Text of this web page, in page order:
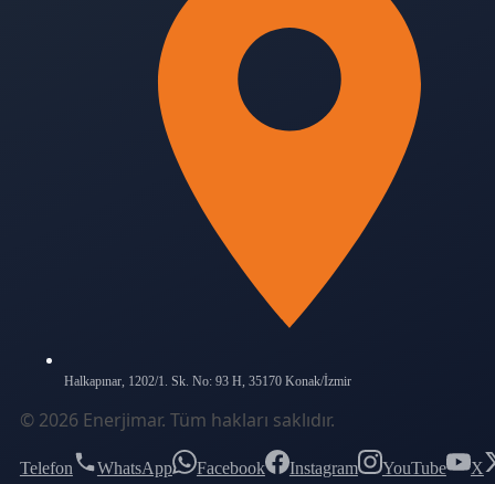
Halkapınar, 1202/1. Sk. No: 93 H, 35170 Konak/İzmir
© 2026 Enerjimar. Tüm hakları saklıdır.
Telefon WhatsApp Facebook Instagram YouTube X